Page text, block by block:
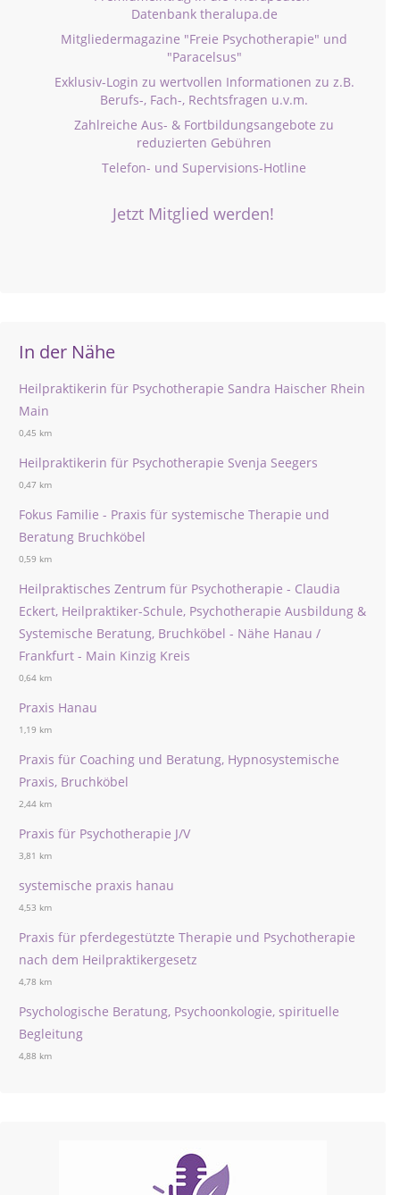
Datenbank theralupa.de
Mitgliedermagazine "Freie Psychotherapie" und
"Paracelsus"
Exklusiv-Login zu wertvollen Informationen zu z.B.
Berufs-, Fach-, Rechtsfragen u.v.m.
Zahlreiche Aus- & Fortbildungsangebote zu
reduzierten Gebühren
Telefon- und Supervisions-Hotline
Jetzt Mitglied werden!
In der Nähe
Heilpraktikerin für Psychotherapie Sandra Haischer Rhein
Main
0,45 km
Heilpraktikerin für Psychotherapie Svenja Seegers
0,47 km
Fokus Familie - Praxis für systemische Therapie und
Beratung Bruchköbel
0,59 km
Heilpraktisches Zentrum für Psychotherapie - Claudia
Eckert, Heilpraktiker-Schule, Psychotherapie Ausbildung &
Systemische Beratung, Bruchköbel - Nähe Hanau /
Frankfurt - Main Kinzig Kreis
0,64 km
Praxis Hanau
1,19 km
Praxis für Coaching und Beratung, Hypnosystemische
Praxis, Bruchköbel
2,44 km
Praxis für Psychotherapie J/V
3,81 km
systemische praxis hanau
4,53 km
Praxis für pferdegestützte Therapie und Psychotherapie
nach dem Heilpraktikergesetz
4,78 km
Psychologische Beratung, Psychoonkologie, spirituelle
Begleitung
4,88 km